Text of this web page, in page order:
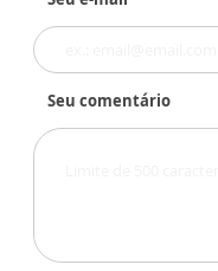
Seu comentário